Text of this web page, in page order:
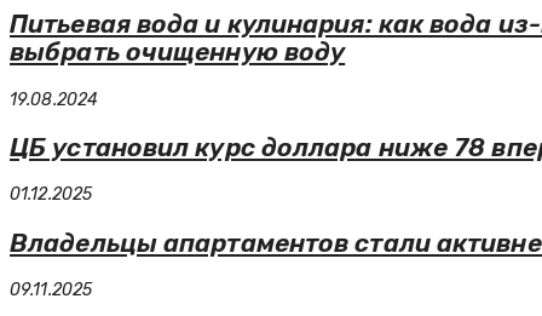
Питьевая вода и кулинария: как вода
выбрать очищенную воду
19.08.2024
ЦБ установил курс доллара ниже 78
01.12.2025
Владельцы апартаментов стали
09.11.2025